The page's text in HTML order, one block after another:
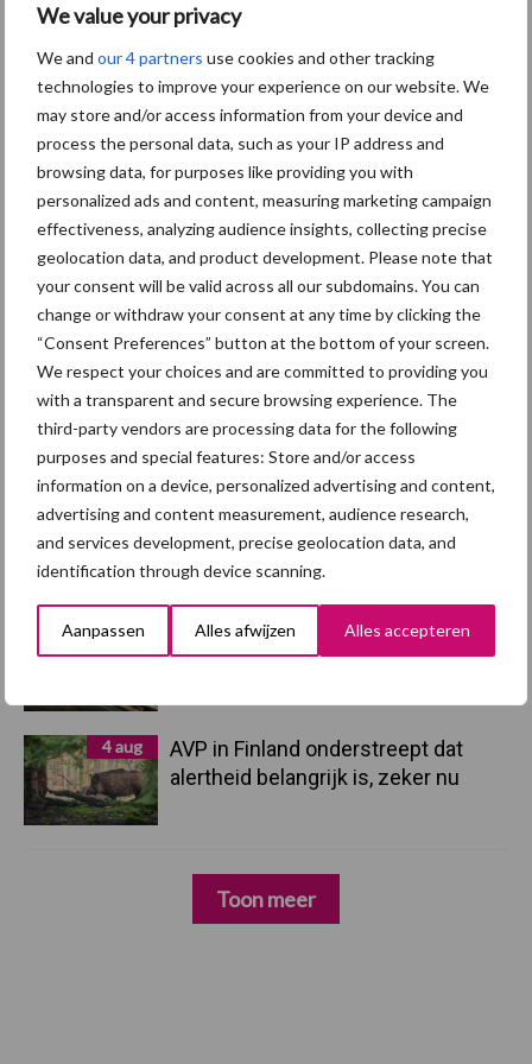
We value your privacy
We and our 4 partners use cookies and other tracking
technologies to improve your experience on our website. We
may store and/or access information from your device and
process the personal data, such as your IP address and
browsing data, for purposes like providing you with
personalized ads and content, measuring marketing campaign
effectiveness, analyzing audience insights, collecting precise
geolocation data, and product development. Please note that
your consent will be valid across all our subdomains. You can
change or withdraw your consent at any time by clicking the
“Consent Preferences” button at the bottom of your screen.
We respect your choices and are committed to providing you
with a transparent and secure browsing experience. The
third-party vendors are processing data for the following
purposes and special features: Store and/or access
information on a device, personalized advertising and content,
advertising and content measurement, audience research,
and services development, precise geolocation data, and
identification through device scanning.
Aanpassen Alles afwijzen Alles accepteren
Primaire
Sidebar
Recent nieuws Partner nieuws
7 aug
Britse varkenssector vreest
afzetcrisis in het najaar
Grondstoffenmarkt blijft grillig:
droogte en geopolitiek houden
handel in de greep
5 aug
“Vraag naar praktische
hygieneoplossingen is in Polen
groter dan ooit”
5 aug
Eliminatieprotocol voor
Mycoplasma hyopneumoniae
4 aug
AVP in Finland onderstreept dat
alertheid belangrijk is, zeker nu
Toon meer
Toon meer